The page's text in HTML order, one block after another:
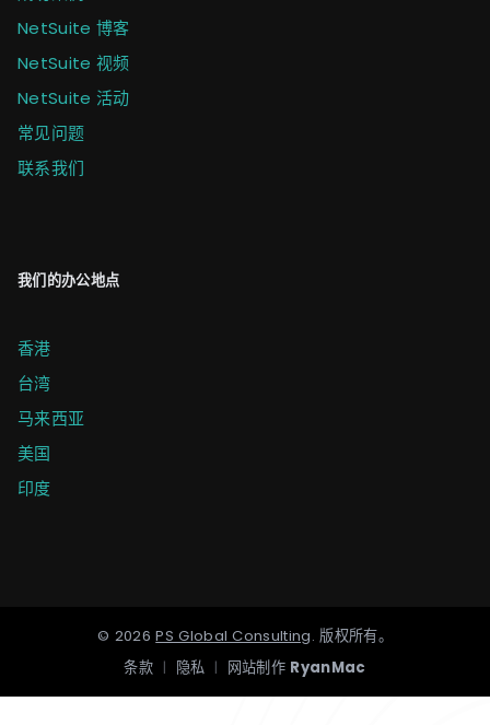
NetSuite 博客
NetSuite 视频
NetSuite 活动
常见问题
联系我们
我们的办公地点
香港
台湾
马来西亚
美国
印度
© 2026 PS Global Consulting.版权所有。
条款 | 隐私 | 网站制作 RyanMac